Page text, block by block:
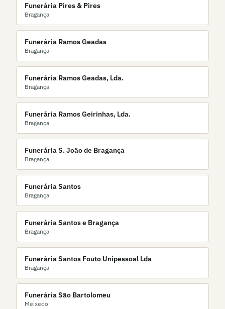
Funerária Pires & Pires
Bragança
Funerária Ramos Geadas
Bragança
Funerária Ramos Geadas, Lda.
Bragança
Funerária Ramos Geirinhas, Lda.
Bragança
Funerária S. João de Bragança
Bragança
Funerária Santos
Bragança
Funerária Santos e Bragança
Bragança
Funerária Santos Fouto Unipessoal Lda
Bragança
Funerária São Bartolomeu
Meixedo